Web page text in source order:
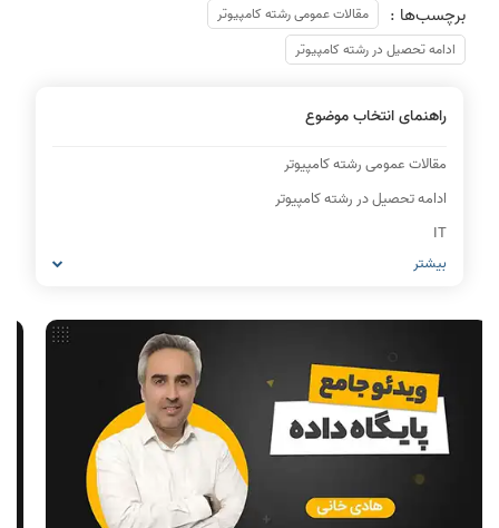
برچسب‌ها :
مقالات عمومی رشته کامپیوتر
ادامه تحصیل در رشته کامپیوتر
راهنمای انتخاب موضوع
مقالات عمومی رشته کامپیوتر
ادامه تحصیل در رشته کامپیوتر
IT
شبکه های کامپیوتری
ریاضیات گسسته
مدار منطقی
ساختمان داده
طراحی الگوریتم
هوش مصنوعی
بیشتر